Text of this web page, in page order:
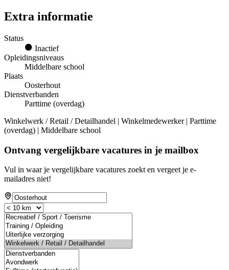
Extra informatie
Status
Inactief
Opleidingsniveaus
Middelbare school
Plaats
Oosterhout
Dienstverbanden
Parttime (overdag)
Winkelwerk / Retail / Detailhandel | Winkelmedewerker | Parttime
(overdag) | Middelbare school
Ontvang vergelijkbare vacatures in je mailbox
Vul in waar je vergelijkbare vacatures zoekt en vergeet je e-
mailadres niet!